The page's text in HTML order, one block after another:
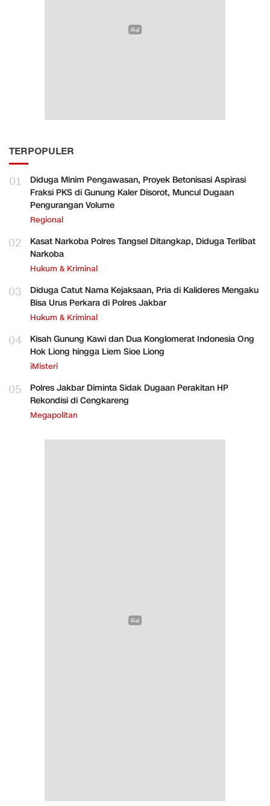
TERPOPULER
01
Diduga Minim Pengawasan, Proyek Betonisasi Aspirasi
Fraksi PKS di Gunung Kaler Disorot, Muncul Dugaan
Pengurangan Volume
Regional
02
Kasat Narkoba Polres Tangsel Ditangkap, Diduga Terlibat
Narkoba
Hukum & Kriminal
03
Diduga Catut Nama Kejaksaan, Pria di Kalideres Mengaku
Bisa Urus Perkara di Polres Jakbar
Hukum & Kriminal
04
Kisah Gunung Kawi dan Dua Konglomerat Indonesia Ong
Hok Liong hingga Liem Sioe Liong
iMisteri
05
Polres Jakbar Diminta Sidak Dugaan Perakitan HP
Rekondisi di Cengkareng
Megapolitan